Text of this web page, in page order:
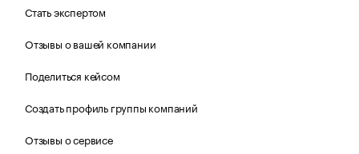
Стать экспертом
Отзывы о вашей компании
Поделиться кейсом
Создать профиль группы компаний
Отзывы о сервисе